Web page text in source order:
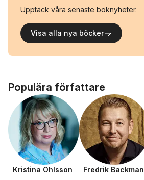
Upptäck våra senaste boknyheter.
Visa alla nya böcker
Populära författare
Kristina Ohlsson Fredrik Backman